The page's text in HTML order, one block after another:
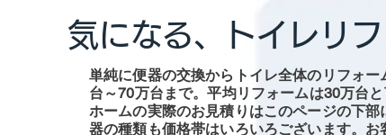
気になる、トイレリ
単純に便器の交換からトイレ全体のリフォ
台～70万台まで。平均リフォームは30万台
ホームの実際のお見積りはこのページの下
器の種類も価格帯はいろいろございます。お